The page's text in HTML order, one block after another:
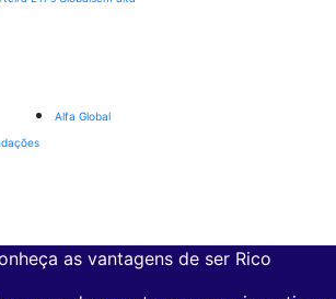
Alfa Global
as vantagens de ser Rico